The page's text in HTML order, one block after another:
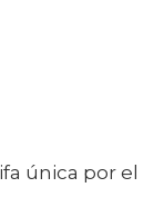
única por el